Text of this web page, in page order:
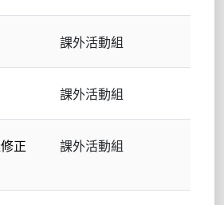
課外活動組
課外活動組
正
課外活動組